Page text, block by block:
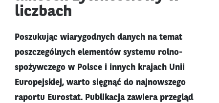
liczbach
Poszukując wiarygodnych danych na temat
poszczególnych elementów systemu rolno-
spożywczego w Polsce i innych krajach Unii
Europejskiej, warto sięgnąć do najnowszego
raportu Eurostat. Publikacja zawiera przegląd